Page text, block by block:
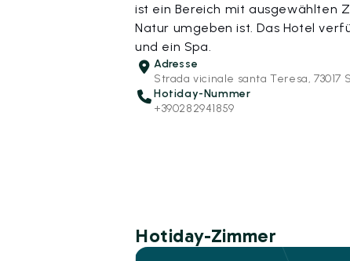
ist ein Bereich mit ausgewählten
Natur umgeben ist. Das Hotel
und ein Spa.
Adresse
Strada vicinale santa Teresa, 73017
Hotiday-Nummer
+390282941859
Hotiday-Zimmer